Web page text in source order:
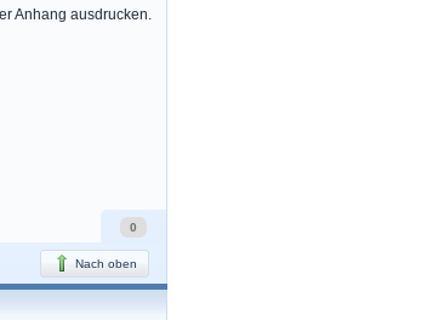
Anhang ausdrucken.
0
Nach oben